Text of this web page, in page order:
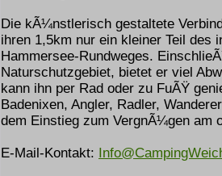
Die kÃ¼nstlerisch gestaltete
ihren 1,5km nur ein kleiner Teil des
Hammersee-Rundweges.
Naturschutzgebiet, bietet er viel
kann ihn per Rad oder zu FuÃŸ
Badenixen, Angler, Radler,
dem Einstieg zum VergnÃ¼gen am
E-Mail-Kontakt: